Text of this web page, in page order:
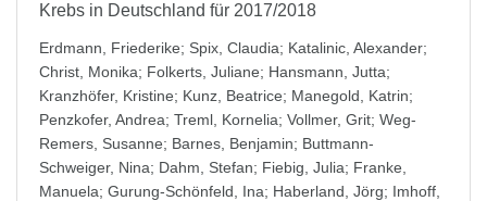
Krebs in Deutschland für 2017/2018
Erdmann, Friederike; Spix, Claudia; Katalinic, Alexander;
Christ, Monika; Folkerts, Juliane; Hansmann, Jutta;
Kranzhöfer, Kristine; Kunz, Beatrice; Manegold, Katrin;
Penzkofer, Andrea; Treml, Kornelia; Vollmer, Grit; Weg-
Remers, Susanne; Barnes, Benjamin; Buttmann-
Schweiger, Nina; Dahm, Stefan; Fiebig, Julia; Franke,
Manuela; Gurung-Schönfeld, Ina; Haberland, Jörg; Imhoff,